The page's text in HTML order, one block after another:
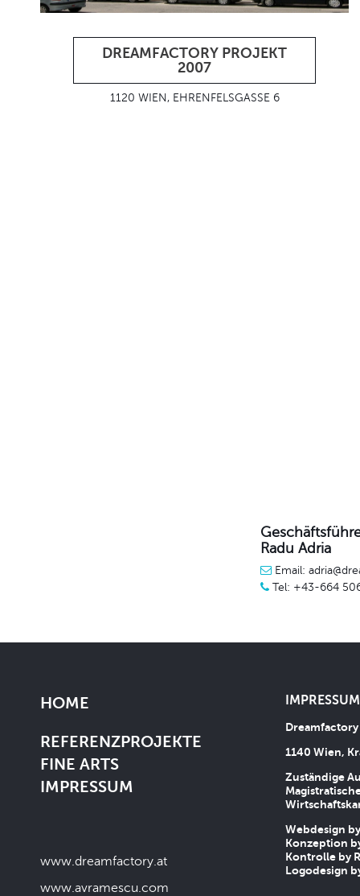
DREAMFACTORY PROJEKT
2007
1120 WIEN, EHRENFELSGASSE 6
Radu Adria
Email:
Tel: +43-664
HOME
REFERENZPROJEKTE
FINE ARTS
IMPRESSUM
www.dreamfactory.at
www.avramescu.com
1140 Wien,
Zuständige
Webdesign
Konzeption
Kontrolle by
Logodesign